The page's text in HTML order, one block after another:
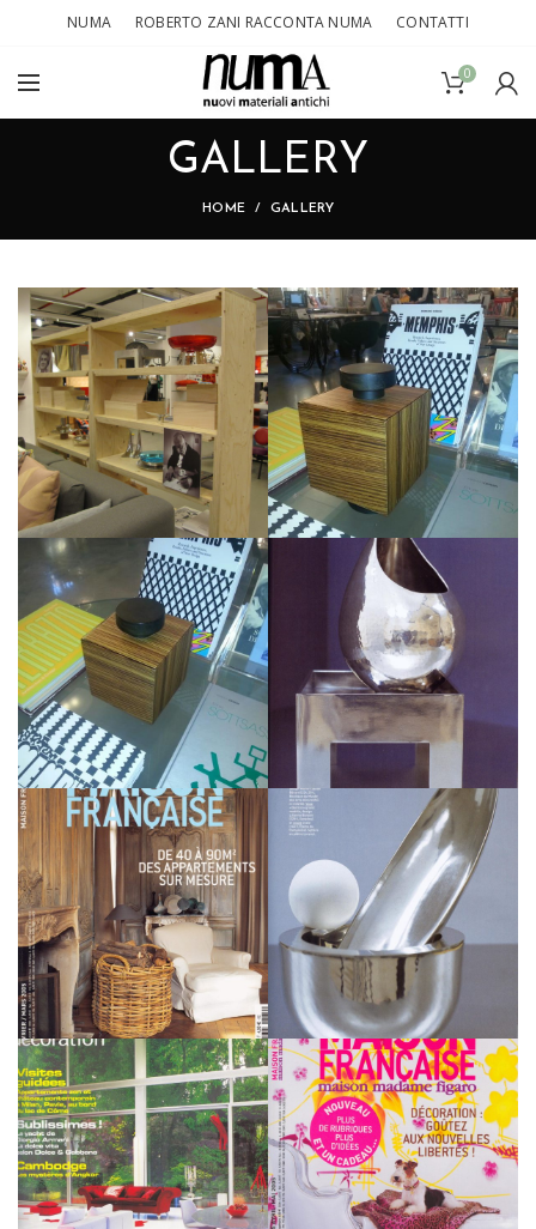
NUMA ROBERTO ZANI RACCONTA NUMA CONTATTI
0
GALLERY
HOME GALLERY